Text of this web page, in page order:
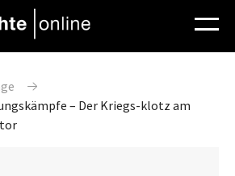
– Der Kriegs-klotz am